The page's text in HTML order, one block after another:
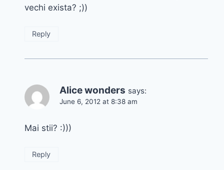
vechi exista? ;))
Reply
Alice wonders says:
June 6, 2012 at 8:38 am
Mai stii? :)))
Reply